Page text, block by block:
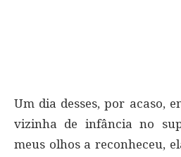
Um dia desses, por acaso,
vizinha de infância no
meus olhos a reconheceu,